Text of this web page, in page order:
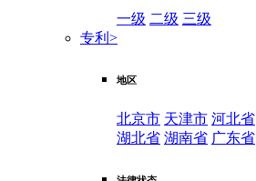
一级 二级 三级
专利 >
地区
北京市 天津市 河北省
湖北省 湖南省 广东省